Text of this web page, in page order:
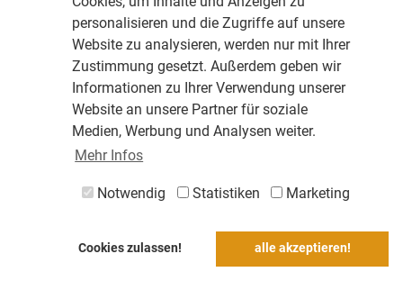
personalisieren und die Zugriffe auf unsere
Website zu analysieren, werden nur mit Ihrer
Zustimmung gesetzt. Außerdem geben wir
Informationen zu Ihrer Verwendung unserer
Website an unsere Partner für soziale
Medien, Werbung und Analysen weiter.
Mehr Infos
Notwendig Statistiken Marketing
Cookies zulassen! alle akzeptieren!